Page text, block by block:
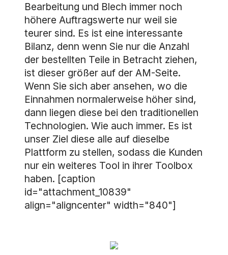
Bearbeitung und Blech immer noch
höhere Auftragswerte nur weil sie
teurer sind. Es ist eine interessante
Bilanz, denn wenn Sie nur die Anzahl
der bestellten Teile in Betracht ziehen,
ist dieser größer auf der AM-Seite.
Wenn Sie sich aber ansehen, wo die
Einnahmen normalerweise höher sind,
dann liegen diese bei den traditionellen
Technologien. Wie auch immer. Es ist
unser Ziel diese alle auf dieselbe
Plattform zu stellen, sodass die Kunden
nur ein weiteres Tool in ihrer Toolbox
haben. [caption
id="attachment_10839"
align="aligncenter" width="840"]